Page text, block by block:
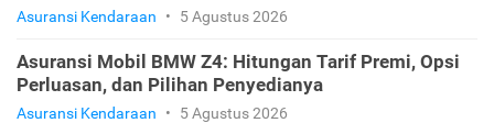
Asuransi Kendaraan • 5 Agustus 2026
Asuransi Mobil BMW Z4: Hitungan Tarif Premi, Opsi
Perluasan, dan Pilihan Penyedianya
Asuransi Kendaraan • 5 Agustus 2026